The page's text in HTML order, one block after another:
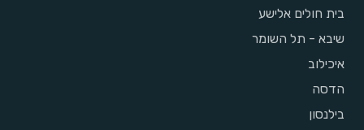
בית חולים אלישע
שיבא - תל השומר
איכילוב
הדסה
בילנסון